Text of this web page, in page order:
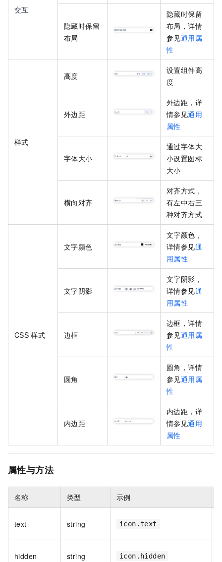
交互
隐藏时保留
布局
隐藏时保留
布局，详情
参见通用属
性
样式
高度
设置组件高
度
外边距
外边距，详
情参见通用
属性
字体大小
通过字体大
小设置图标
大小
横向对齐
对齐方式，
有左中右三
种对齐方式
CSS 样式
文字颜色
文字颜色，
详情参见通
用属性
文字阴影
文字阴影，
详情参见通
用属性
边框
边框，详情
参见通用属
性
圆角
圆角，详情
参见通用属
性
内边距
内边距，详
情参见通用
属性
属性与方法
名称 类型 示例
text string icon.text
hidden string icon.hidden